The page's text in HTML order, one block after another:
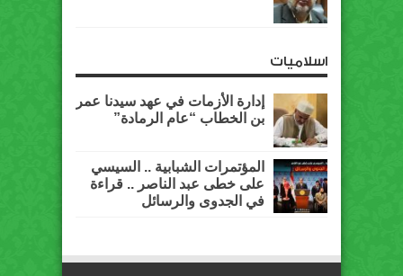
اسلاميات
إدارة الأزمات في عهد سيدنا عمر
بن الخطاب “عام الرمادة”
المؤتمرات الشبابية .. السيسي
على خطى عبد الناصر .. قراءة
في الجدوى والرسائل